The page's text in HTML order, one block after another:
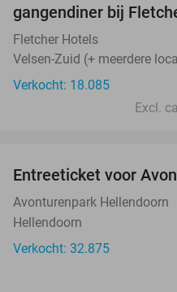
gangendiner bij
Fletcher Hotels
Velsen-Zuid (+ meerdere
Verkocht: 18.085
Excl.
Entreeticket voor
Avonturenpark Hellendoorn
Hellendoorn
Verkocht: 32.875